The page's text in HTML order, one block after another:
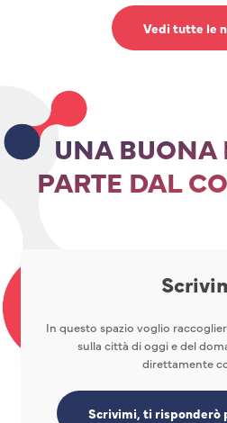
Vedi tutte le
UNA
PARTE DAL
In questo spazio voglio
sulla città di oggi e del
direttamente
Scrivimi, ti risponderò